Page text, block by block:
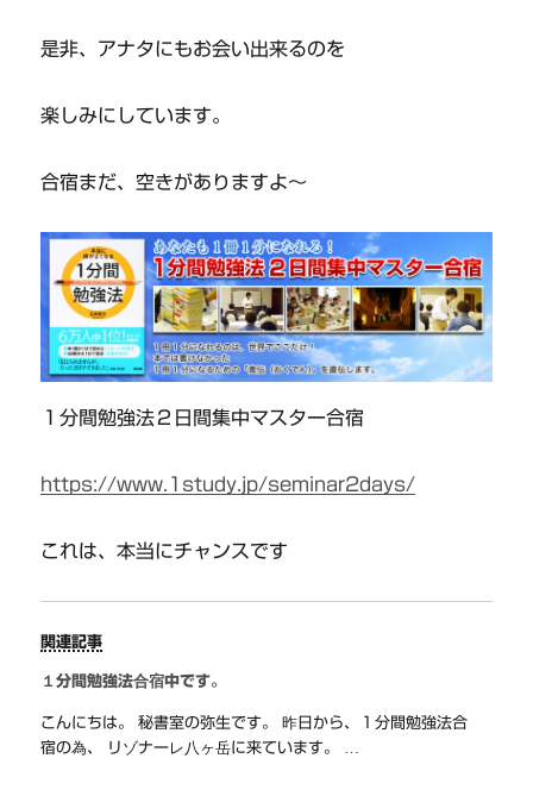
是非、アナタにもお会い出来るのを
楽しみにしています。
合宿まだ、空きがありますよ～
１分間勉強法２日間集中マスター合宿
https://www.1study.jp/seminar2days/
これは、本当にチャンスです
関連記事
１分間勉強法合宿中です。
こんにちは。 秘書室の弥生です。 昨日から、１分間勉強法合
宿の為、 リゾナーレ八ヶ岳に来ています。 …